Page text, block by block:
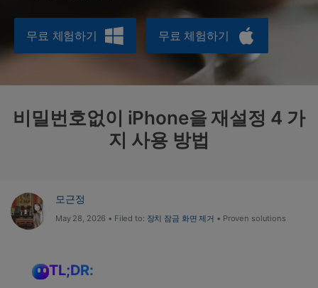
리소스 허브
3,000개 이상의 사용 가이드, 전문가 팁 및 최
사용 가이드
로그인
무료 체험하기 무료 체험하기
비밀번호없이 iPhone을 재설정 4 가
지 사용 방법
모근정
May 28, 2026 • Filed to: 장치 잠금 화면 제거 • Proven solutions
TL;DR: